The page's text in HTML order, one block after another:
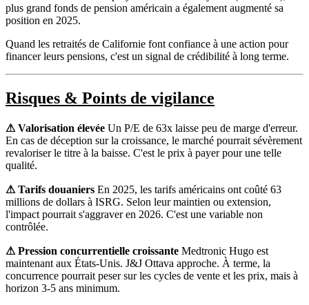
plus grand fonds de pension américain a également augmenté sa
position en 2025.
Quand les retraités de Californie font confiance à une action pour
financer leurs pensions, c'est un signal de crédibilité à long terme.
Risques & Points de vigilance
⚠ Valorisation élevée Un P/E de 63x laisse peu de marge d'erreur.
En cas de déception sur la croissance, le marché pourrait sévèrement
revaloriser le titre à la baisse. C'est le prix à payer pour une telle
qualité.
⚠ Tarifs douaniers En 2025, les tarifs américains ont coûté 63
millions de dollars à ISRG. Selon leur maintien ou extension,
l'impact pourrait s'aggraver en 2026. C'est une variable non
contrôlée.
⚠ Pression concurrentielle croissante Medtronic Hugo est
maintenant aux États-Unis. J&J Ottava approche. À terme, la
concurrence pourrait peser sur les cycles de vente et les prix, mais à
horizon 3-5 ans minimum.